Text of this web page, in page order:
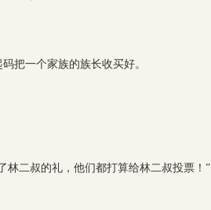
把一个家族的族长收买好。
林二叔的礼，他们都打算给林二叔投票！”